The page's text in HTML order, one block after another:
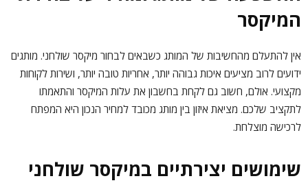
המיקסר
אין להתעלם מהחשיבות של המותג כשבאים לבחור מיקסר שולחני. מותגים
ידועים לרוב מציעים איכות גבוהה יותר, אחריות טובה יותר, ושירות לקוחות
מקצועי. אולם, חשוב גם לקחת בחשבון את עלות המיקסר והתאמתו
לתקציב שלכם. מציאת איזון בין מותג מכובד למחיר הנכון היא המפתח
לרכישה מוצלחת.
שימושים יצירתיים במיקסר שולחני